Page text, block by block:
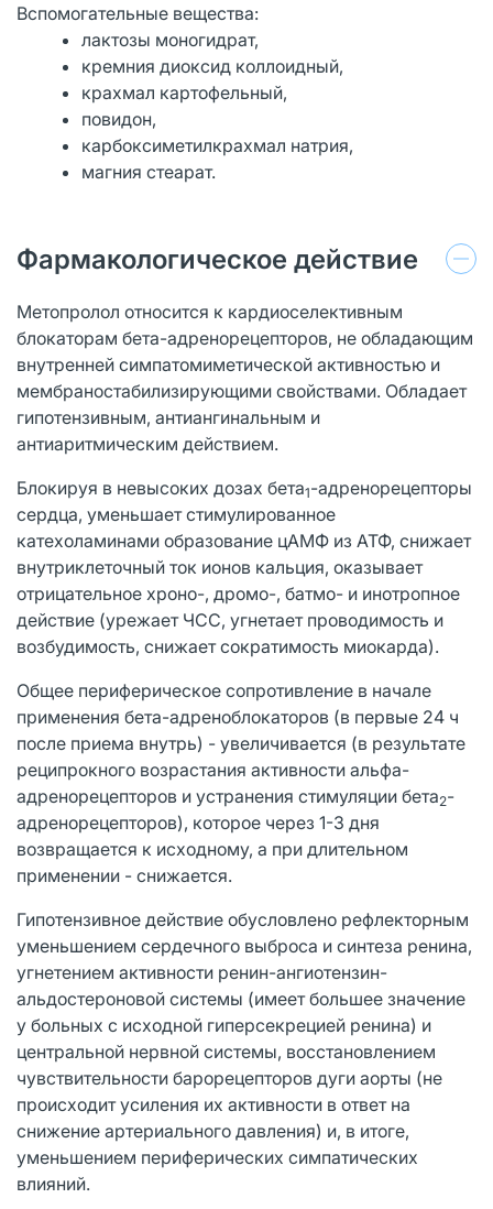
Вспомогательные вещества:
лактозы моногидрат,
кремния диоксид коллоидный,
крахмал картофельный,
повидон,
карбоксиметилкрахмал натрия,
магния стеарат.
Фармакологическое действие
Метопролол относится к кардиоселективным
блокаторам бета-адренорецепторов, не обладающим
внутренней симпатомиметической активностью и
мембраностабилизирующими свойствами. Обладает
гипотензивным, антиангинальным и
антиаритмическим действием.
Блокируя в невысоких дозах бета1-адренорецепторы
сердца, уменьшает стимулированное
катехоламинами образование цАМФ из АТФ, снижает
внутриклеточный ток ионов кальция, оказывает
отрицательное хроно-, дромо-, батмо- и инотропное
действие (урежает ЧСС, угнетает проводимость и
возбудимость, снижает сократимость миокарда).
Общее периферическое сопротивление в начале
применения бета-адреноблокаторов (в первые 24 ч
после приема внутрь) - увеличивается (в результате
реципрокного возрастания активности альфа-
адренорецепторов и устранения стимуляции бета2-
адренорецепторов), которое через 1-3 дня
возвращается к исходному, а при длительном
применении - снижается.
Гипотензивное действие обусловлено рефлекторным
уменьшением сердечного выброса и синтеза ренина,
угнетением активности ренин-ангиотензин-
альдостероновой системы (имеет большее значение
у больных с исходной гиперсекрецией ренина) и
центральной нервной системы, восстановлением
чувствительности барорецепторов дуги аорты (не
происходит усиления их активности в ответ на
снижение артериального давления) и, в итоге,
уменьшением периферических симпатических
влияний.